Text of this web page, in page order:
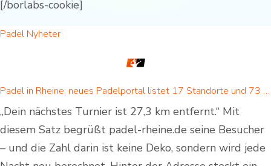
[/borlabs-cookie]
Padel Nyheter
Padel in Rheine: neues Padelportal listet 17 Standorte und 73 Padel-Courts in Rheine und Umgebung
„Dein nächstes Turnier ist 27,3 km entfernt.“ Mit
diesem Satz begrüßt padel-rheine.de seine Besucher
– und die Zahl darin ist keine Deko, sondern wird jede